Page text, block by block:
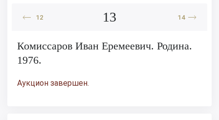
12 13 14
Комиссаров Иван Еремеевич. Родина.
1976.
Аукцион завершен.